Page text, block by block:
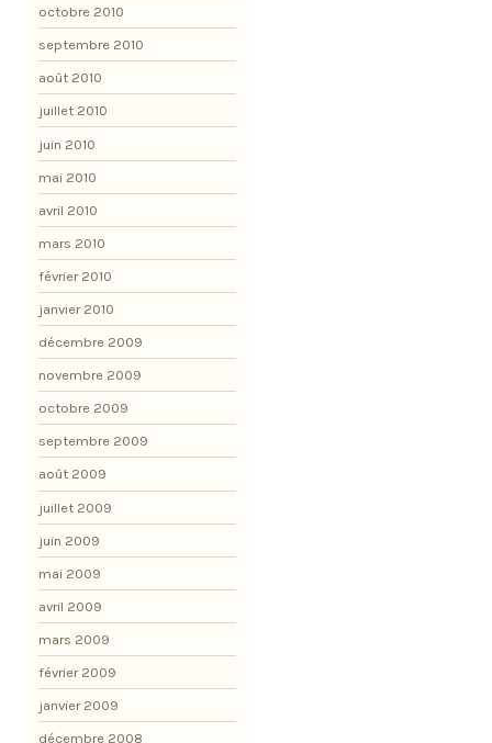
octobre 2010
septembre 2010
août 2010
juillet 2010
juin 2010
mai 2010
avril 2010
mars 2010
février 2010
janvier 2010
décembre 2009
novembre 2009
octobre 2009
septembre 2009
août 2009
juillet 2009
juin 2009
mai 2009
avril 2009
mars 2009
février 2009
janvier 2009
décembre 2008